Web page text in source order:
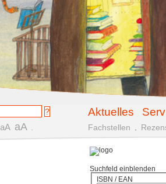
Aktuelles
aA aA Fachstellen
Suchfeld einblenden
ISBN / EAN